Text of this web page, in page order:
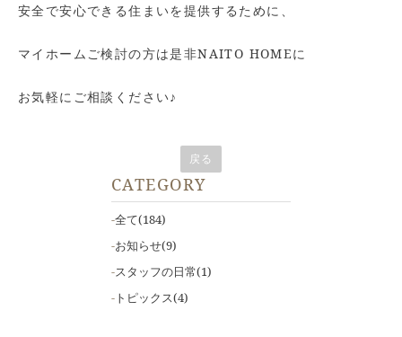
安全で安心できる住まいを提供するために、
マイホームご検討の方は是非NAITO HOMEに
お気軽にご相談ください♪
戻る
CATEGORY
全て(184)
お知らせ(9)
スタッフの日常(1)
トピックス(4)